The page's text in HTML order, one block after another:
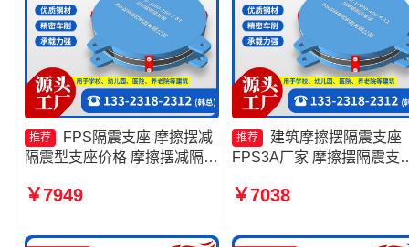
推荐
FPS隔震支座 摩擦摆减
隔震型支座价格 摩擦摆减隔震
生产厂家
￥7949
推荐
建筑摩擦摆隔震支座
FPS3A厂家 摩擦摆隔震支
筑摩擦摆式减隔震支座源
家
￥7038